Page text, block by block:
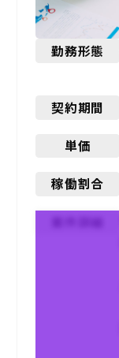
勤務形態
契約期間
単価
稼働割合
案件詳細